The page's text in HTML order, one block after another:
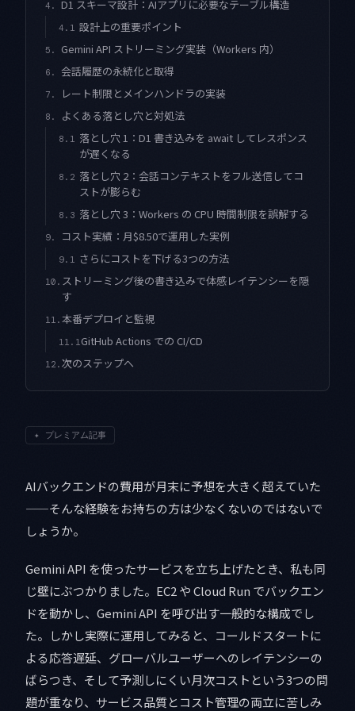
4. D1 スキーマ設計：AIアプリに必要なテーブル構造
4.1 設計上の重要ポイント
5. Gemini API ストリーミング実装（Workers 内）
6. 会話履歴の永続化と取得
7. レート制限とメインハンドラの実装
8. よくある落とし穴と対処法
8.1 落とし穴 1：D1 書き込みを await してレスポンス
が遅くなる
8.2 落とし穴 2：会話コンテキストをフル送信してコ
ストが膨らむ
8.3 落とし穴 3：Workers の CPU 時間制限を誤解する
9. コスト実績：月$8.50で運用した実例
9.1 さらにコストを下げる3つの方法
10. ストリーミング後の書き込みで体感レイテンシーを隠
す
11. 本番デプロイと監視
11.1GitHub Actions での CI/CD
12. 次のステップへ
✦ プレミアム記事
AIバックエンドの費用が月末に予想を大きく超えていた
——そんな経験をお持ちの方は少なくないのではないで
しょうか。
Gemini API を使ったサービスを立ち上げたとき、私も同
じ壁にぶつかりました。EC2 や Cloud Run でバックエン
ドを動かし、Gemini API を呼び出す一般的な構成でし
た。しかし実際に運用してみると、コールドスタートに
よる応答遅延、グローバルユーザーへのレイテンシーの
ばらつき、そして予測しにくい月次コストという3つの問
題が重なり、サービス品質とコスト管理の両立に苦しみ